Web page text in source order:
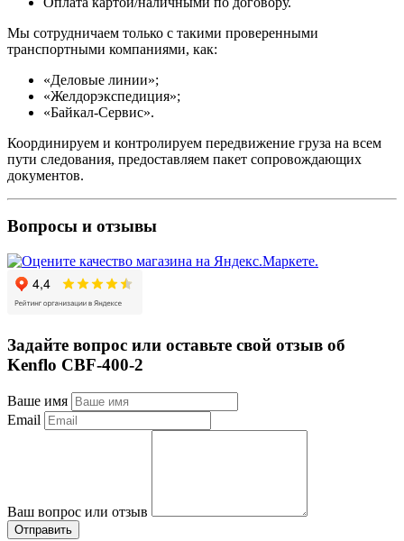
Мы сотрудничаем только с такими проверенными
транспортными компаниями, как:
«Деловые линии»;
«Желдорэкспедиция»;
«Байкал-Сервис».
Координируем и контролируем передвижение груза на всем
пути следования, предоставляем пакет сопровождающих
документов.
Вопросы и отзывы
Задайте вопрос или оставьте свой отзыв об
Kenflo CBF-400-2
Ваше имя
Email
Ваш вопрос или отзыв
Отправить